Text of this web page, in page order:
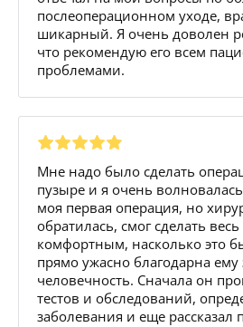
послеоперационном уходе,
шикарный. Я очень доволен
что рекомендую его всем
проблемами.
Мне надо было сделать
пузыре и я очень
моя первая операция, но
обратилась, смог сделать
комфортным, насколько это
прямо ужасно благодарна ему
человечность. Сначала он
тестов и обследований,
заболевания и еще рассказал